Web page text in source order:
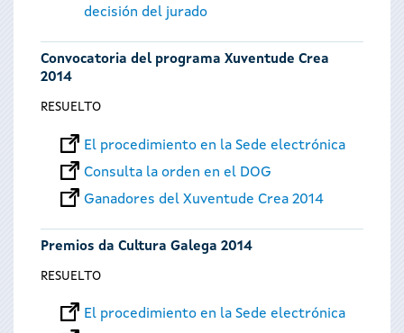
decisión del jurado
Convocatoria del programa Xuventude Crea
2014
RESUELTO
El procedimiento en la Sede electrónica
Consulta la orden en el DOG
Ganadores del Xuventude Crea 2014
Premios da Cultura Galega 2014
RESUELTO
El procedimiento en la Sede electrónica